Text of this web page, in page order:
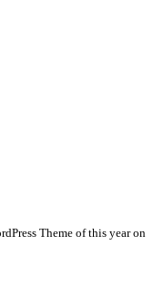
Theme of this year on